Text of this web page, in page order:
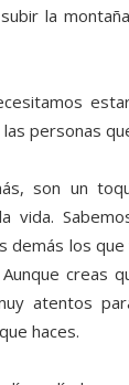
la
personas
son un
vida.
los
creas
atentos
haces.